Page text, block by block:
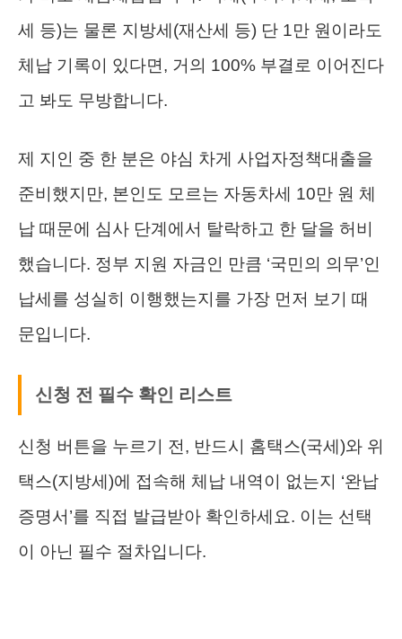
세 등)는 물론 지방세(재산세 등) 단 1만 원이라도
체납 기록이 있다면, 거의 100% 부결로 이어진다
고 봐도 무방합니다.
제 지인 중 한 분은 야심 차게 사업자정책대출을
준비했지만, 본인도 모르는 자동차세 10만 원 체
납 때문에 심사 단계에서 탈락하고 한 달을 허비
했습니다. 정부 지원 자금인 만큼 ‘국민의 의무’인
납세를 성실히 이행했는지를 가장 먼저 보기 때
문입니다.
신청 전 필수 확인 리스트
신청 버튼을 누르기 전, 반드시 홈택스(국세)와 위
택스(지방세)에 접속해 체납 내역이 없는지 ‘완납
증명서’를 직접 발급받아 확인하세요. 이는 선택
이 아닌 필수 절차입니다.